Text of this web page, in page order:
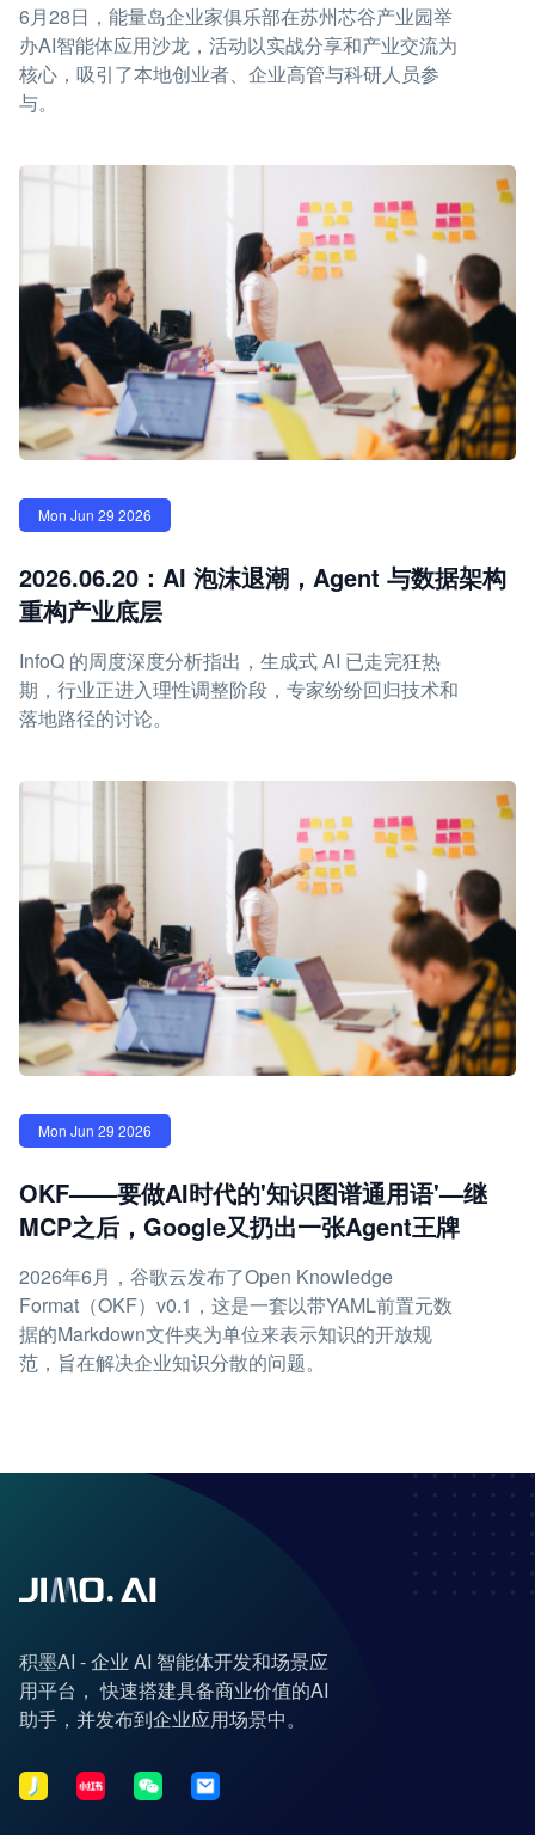
6月28日，能量岛企业家俱乐部在苏州芯谷产业园举
办AI智能体应用沙龙，活动以实战分享和产业交流为
核心，吸引了本地创业者、企业高管与科研人员参
与。
Mon Jun 29 2026
2026.06.20：AI 泡沫退潮，Agent 与数据架构
重构产业底层
InfoQ 的周度深度分析指出，生成式 AI 已走完狂热
期，行业正进入理性调整阶段，专家纷纷回归技术和
落地路径的讨论。
Mon Jun 29 2026
OKF——要做AI时代的'知识图谱通用语'—继
MCP之后，Google又扔出一张Agent王牌
2026年6月，谷歌云发布了Open Knowledge
Format（OKF）v0.1，这是一套以带YAML前置元数
据的Markdown文件夹为单位来表示知识的开放规
范，旨在解决企业知识分散的问题。
积墨AI - 企业 AI 智能体开发和场景应
用平台， 快速搭建具备商业价值的AI
助手，并发布到企业应用场景中。